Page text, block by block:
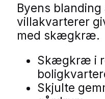
Byens
villakvarterer
med skægkræ.
Skægkræ i
Skjulte